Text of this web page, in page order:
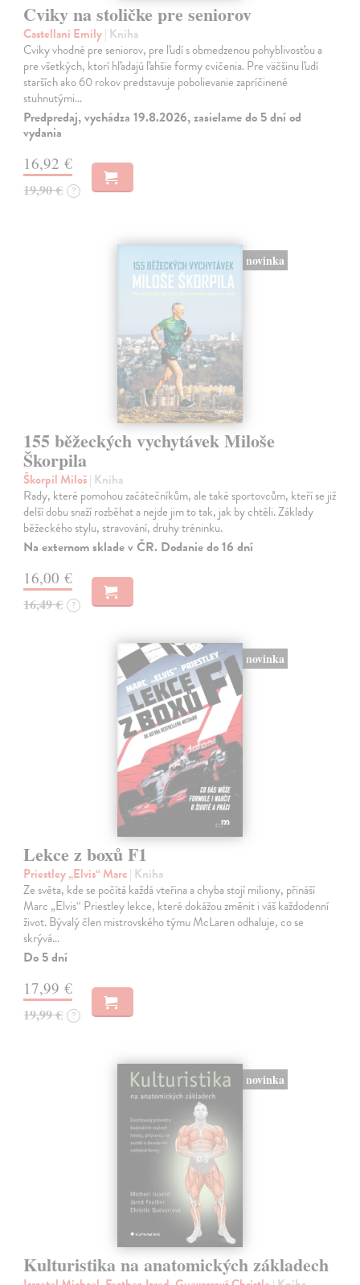
Cviky na stoličke pre seniorov
Castellani Emily| Kniha
Cviky vhodné pre seniorov, pre ľudí s obmedzenou pohyblivosťou a
pre všetkých, ktorí hľadajú ľahšie formy cvičenia. Pre väčšinu ľudí
starších ako 60 rokov predstavuje pobolievanie zapríčinené
stuhnutými…
Predpredaj, vychádza 19.8.2026, zasielame do 5 dní od
vydania
16,92 €
19,90 € ?
novinka
155 běžeckých vychytávek Miloše
Škorpila
Škorpil Miloš| Kniha
Rady, které pomohou začátečníkům, ale také sportovcům, kteří se již
delší dobu snaží rozběhat a nejde jim to tak, jak by chtěli. Základy
běžeckého stylu, stravování, druhy tréninku.
Na externom sklade v ČR. Dodanie do 16 dní
16,00 €
16,49 € ?
novinka
Lekce z boxů F1
Priestley „Elvis“ Marc| Kniha
Ze světa, kde se počítá každá vteřina a chyba stojí miliony, přináší
Marc „Elvis“ Priestley lekce, které dokážou změnit i váš každodenní
život. Bývalý člen mistrovského týmu McLaren odhaluje, co se
skrývá…
Do 5 dní
17,99 €
19,99 € ?
novinka
Kulturistika na anatomických základech